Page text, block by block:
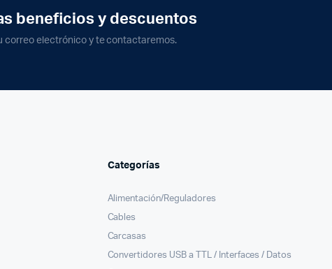
beneficios y descuentos
correo electrónico y te contactaremos.
Categorías
Alimentación/Reguladores
Cables
Carcasas
Convertidores USB a TTL / Interfaces / Datos